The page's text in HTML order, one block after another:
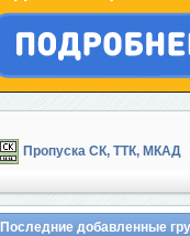
Пропуска СК, ТТК, МКАД
Последние добавленные